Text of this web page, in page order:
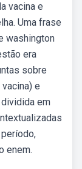
vacina e
Uma frase
washington
era
sobre
e
em
enem.